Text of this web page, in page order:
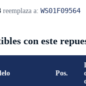
reemplaza a: WS01F09564
con este
Pos.